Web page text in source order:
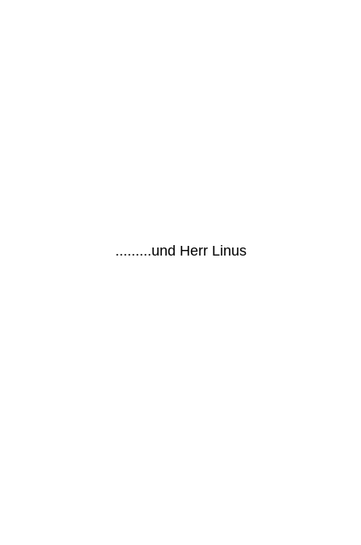
.........und Herr Linus